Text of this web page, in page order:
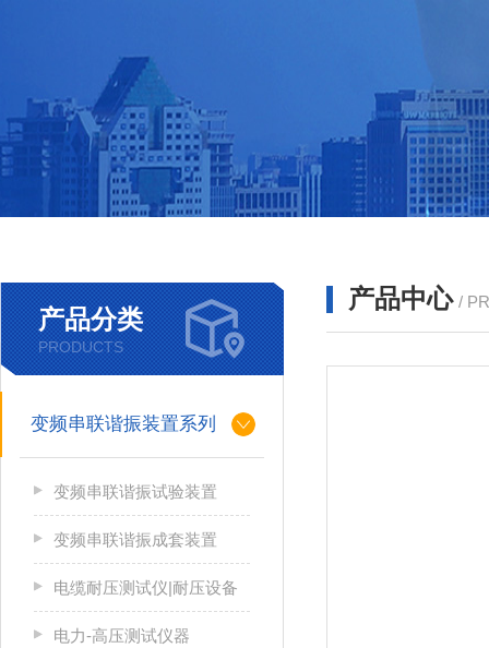
产品分类
PRODUCTS
变频串联谐振装置系列
变频串联谐振试验装置
变频串联谐振成套装置
电缆耐压测试仪|耐压设备
电力-高压测试仪器
产品中心 /